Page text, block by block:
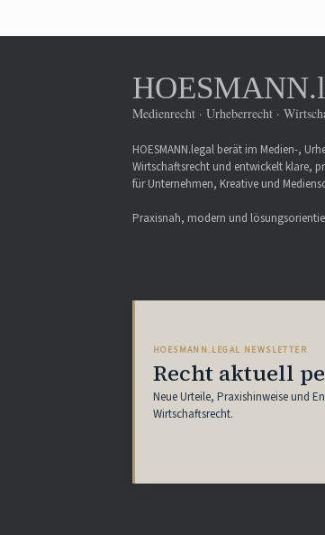
Medienrecht · Urheberrecht ·
HOESMANN.legal berät im Medien-,
Wirtschaftsrecht und entwickelt klare,
für Unternehmen, Kreative und
Praxisnah, modern und
HOESMANN.LEGAL NEWSLETTER
Recht aktuell
Neue Urteile, Praxishinweise und
Wirtschaftsrecht.